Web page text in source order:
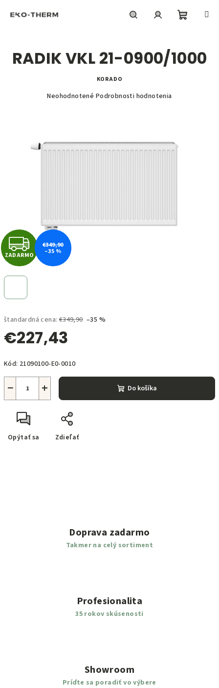
košík
štandardná cena: €349,90 –35 %
€227,43
cena:
Kód: 21090100-E0-0010
+
− Do košíka
Opýtať sa Zdieľať
RADIK VKL 21-0900/1000
KORADO
Priemerné
z
Neohodnotené Podrobnosti hodnotenia
Z
A
R
M
O
ZADARMO
€349,90
–35 %
Doprava zadarmo
Takmer na celý sortiment
Profesionalita
35 rokov skúsenosti
Showroom
Príďte sa poradiť vo výbere